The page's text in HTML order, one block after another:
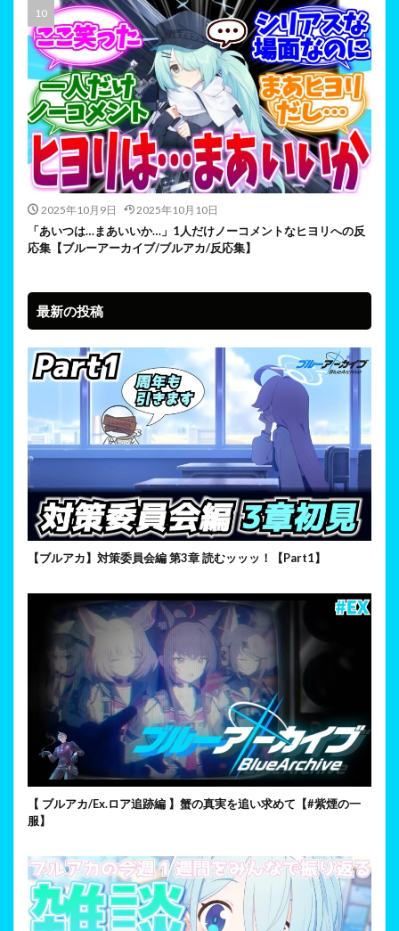
2025年10月9日 2025年10月10日
「あいつは…まあいいか…」1人だけノーコメントなヒヨリへの反
応集【ブルーアーカイブ/ブルアカ/反応集】
最新の投稿
【ブルアカ】対策委員会編 第3章 読むッッッ！【Part1】
【 ブルアカ/Ex.ロア追跡編 】蟹の真実を追い求めて【#紫煙の一
服】